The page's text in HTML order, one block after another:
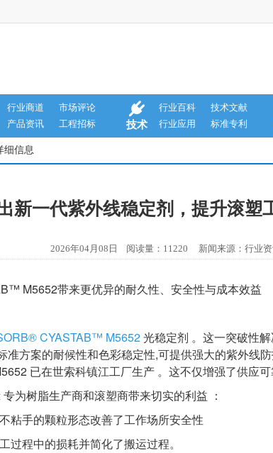
行业商道
市场评论
产品资讯
工程招标 技术
行业百科
技术文献
行业应用
标准专利
细信息
新一代紫外线稳定剂，提升滚塑
2026年04月08日 阅读量：11220 新闻来源：行业
M5652带来更优异的耐久性、安全性与成本效益
CYASTAB™ M5652光稳定剂 。这一突破性
准方案的耐候性和色彩稳定性,可提供强大的紫外线
已在世索科镇江工厂生产 。这不仅增强了供应
为树脂生产商和滚塑商带来切实的利益 ：
粘手的颗粒形态改善了工作场所安全性
过程中的损耗并简化了搬运过程。